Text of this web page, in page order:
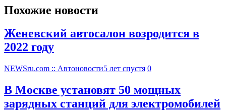
Похожие новости
Женевский автосалон возродится в
2022 году
NEWSru.com :: Автоновости5 лет спустя 0
В Москве установят 50 мощных
зарядных станций для электромобилей